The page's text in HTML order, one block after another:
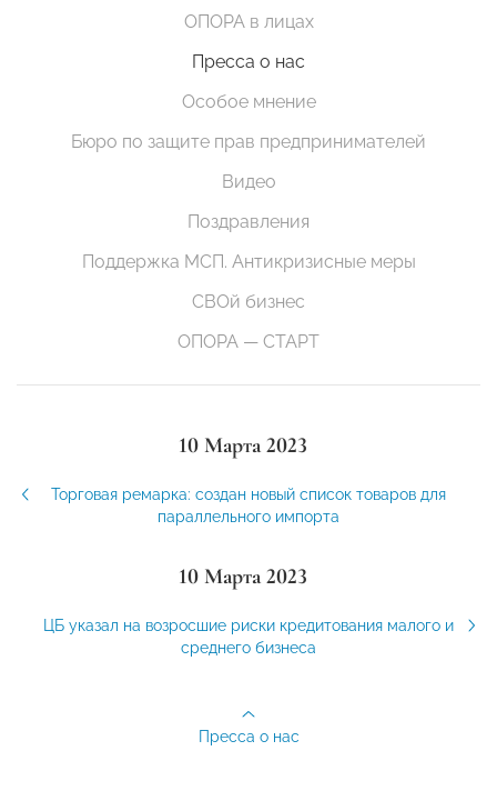
ОПОРА в лицах
Пресса о нас
Особое мнение
Бюро по защите прав предпринимателей
Видео
Поздравления
Поддержка МСП. Антикризисные меры
СВОй бизнес
ОПОРА — СТАРТ
10 Марта 2023
Торговая ремарка: создан новый список товаров для
параллельного импорта
10 Марта 2023
ЦБ указал на возросшие риски кредитования малого и
среднего бизнеса
Пресса о нас